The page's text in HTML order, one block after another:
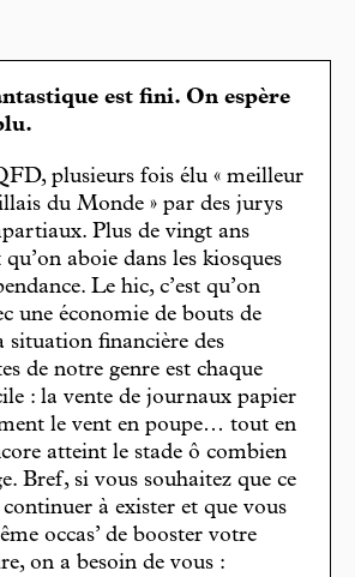
est fini. On espère
plusieurs fois élu « meilleur
du Monde » par des jurys
Plus de vingt ans
qu’on aboie dans les kiosques
Le hic, c’est qu’on
une économie de bouts de
situation financière des
de notre genre est chaque
: la vente de journaux papier
le vent en poupe… tout en
atteint le stade ô combien
Bref, si vous souhaitez que ce
à exister et que vous
occas’ de booster votre
on a besoin de vous :